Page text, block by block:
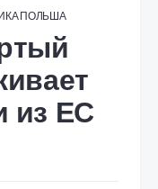
ПОЛЬША
из ЕС